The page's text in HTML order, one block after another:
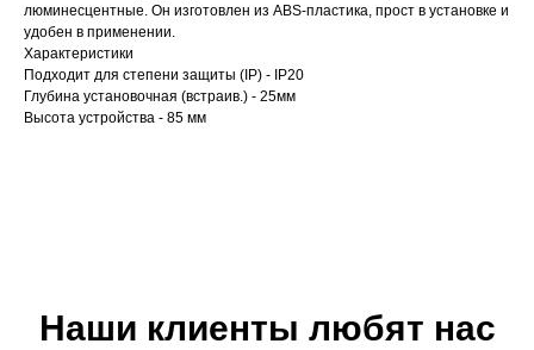
люминесцентные. Он изготовлен из ABS-пластика, прост в установке и
удобен в применении.
Характеристики
Подходит для степени защиты (IP) - IP20
Глубина установочная (встраив.) - 25мм
Высота устройства - 85 мм
Наши клиенты любят нас